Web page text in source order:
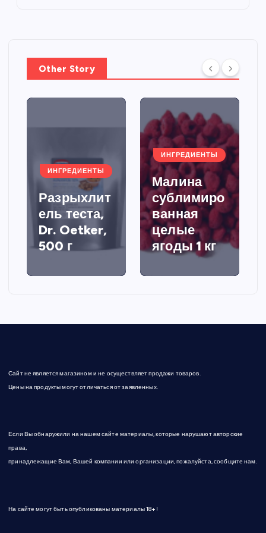
Other Story
ИНГРЕДИЕНТЫ
Разрыхлит
ель теста,
Dr. Oetker,
500 г
ИНГРЕДИЕНТЫ
Малина
сублимиро
ванная
целые
ягоды 1 кг
Сайт не является магазином и не осуществляет продажи товаров.
Цены на продукты могут отличаться от заявленных.
Если Вы обнаружили на нашем сайте материалы, которые нарушают авторские
права,
принадлежащие Вам, Вашей компании или организации, пожалуйста, сообщите нам.
На сайте могут быть опубликованы материалы 18+!